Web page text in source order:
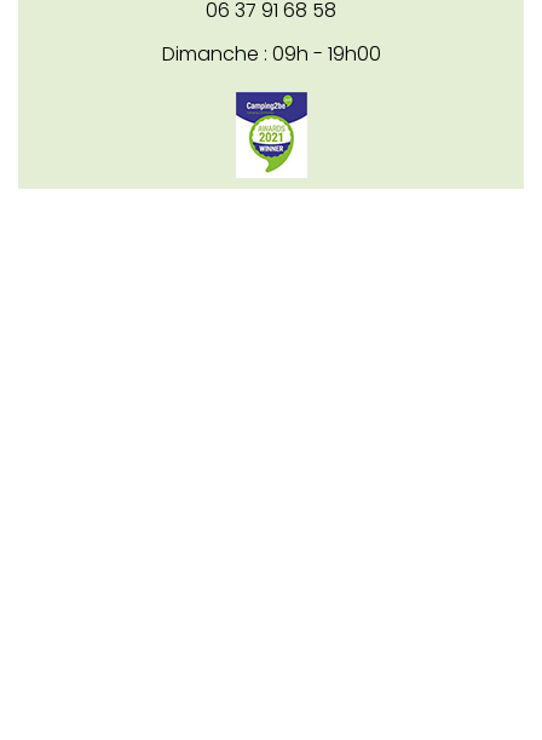
06 37 91 68 58
Dimanche : 09h - 19h00